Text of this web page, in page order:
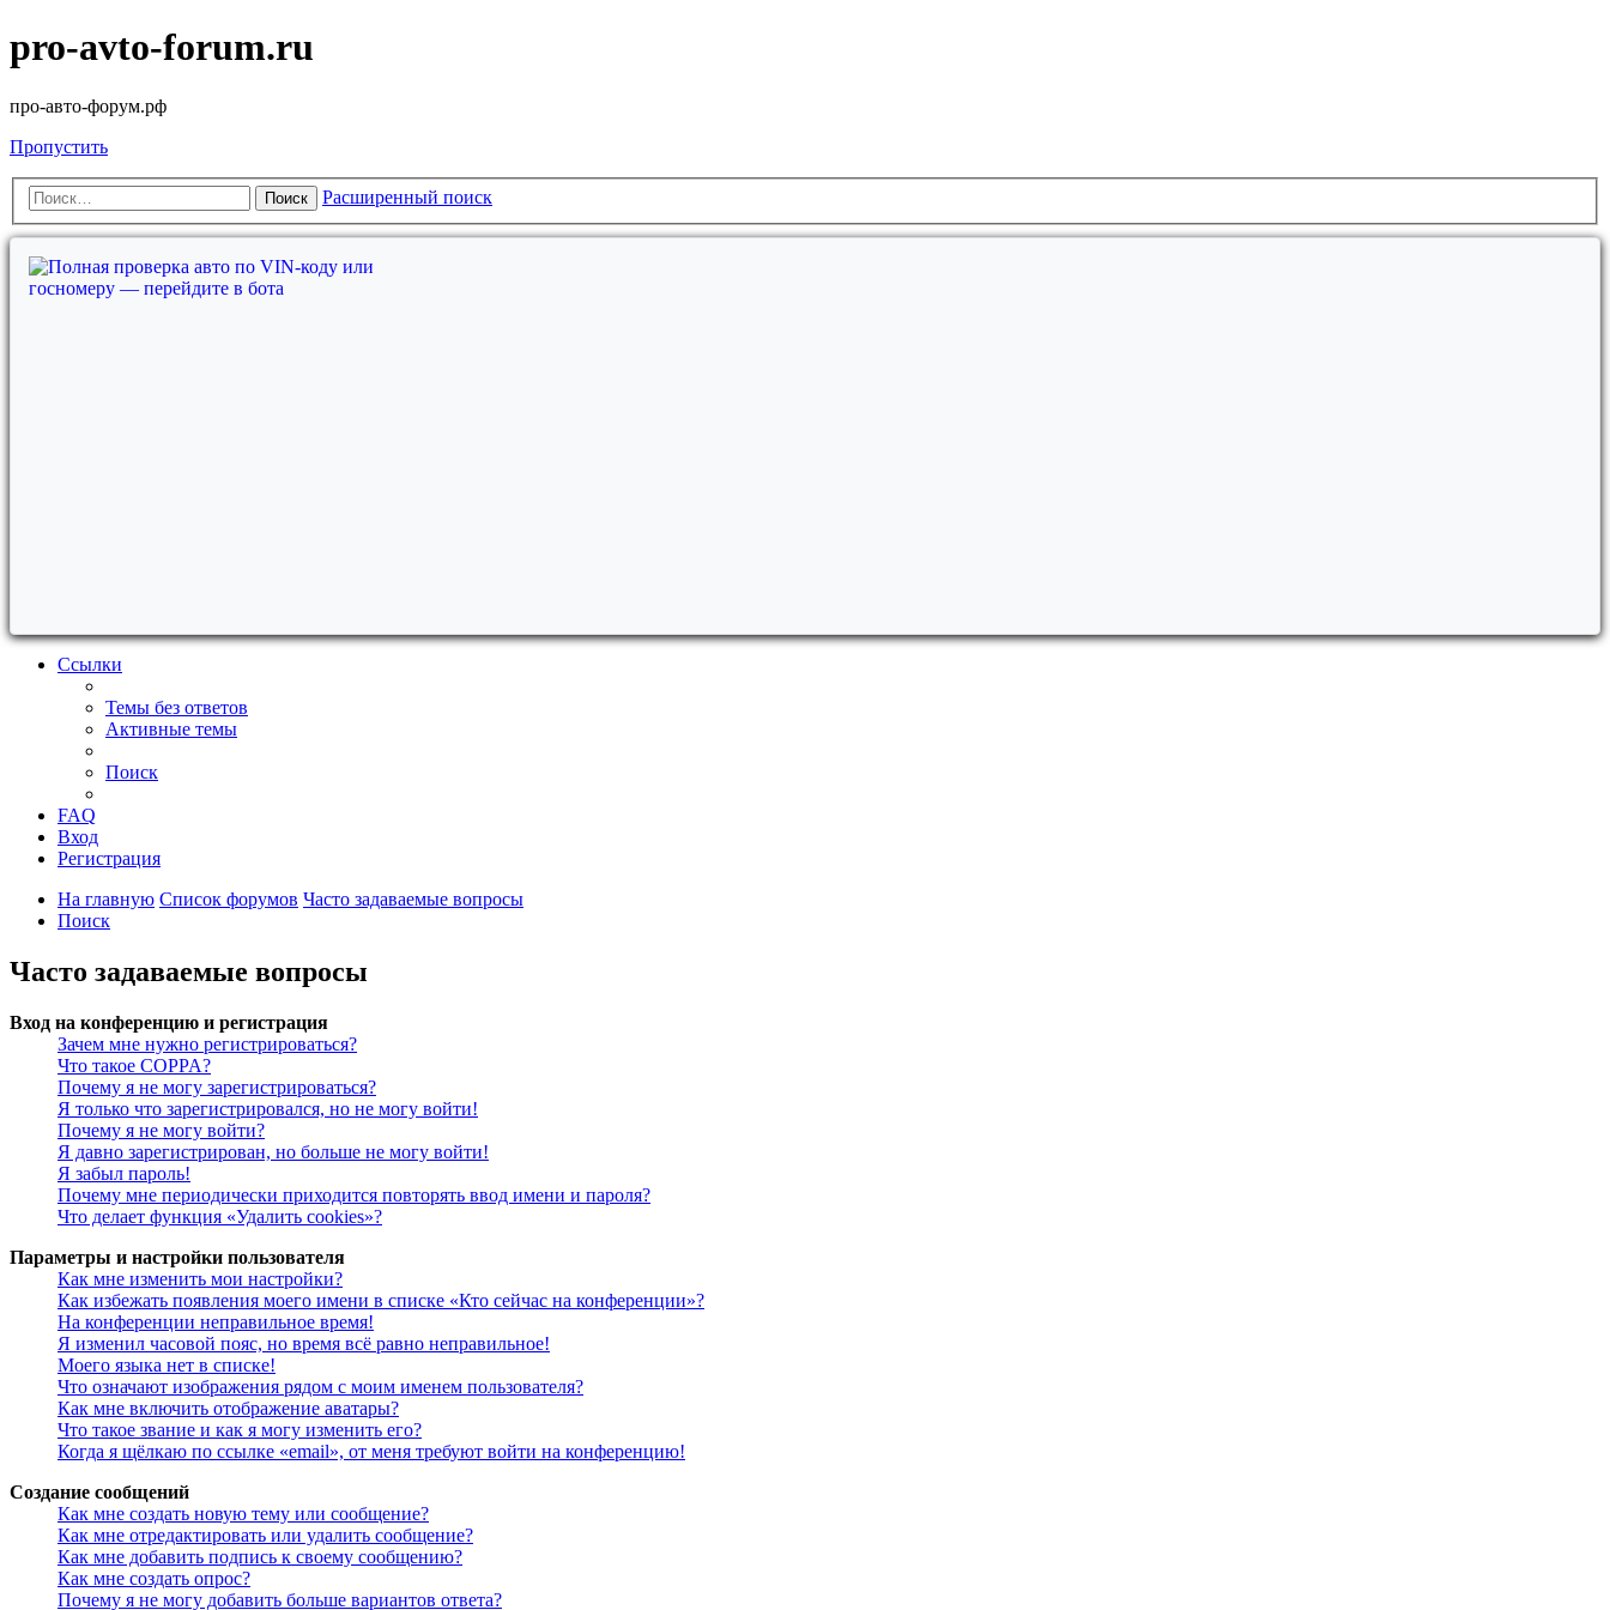
pro-avto-forum.ru
про-авто-форум.рф
Пропустить
Поиск Расширенный поиск
Ссылки
Темы без ответов
Активные темы
Поиск
FAQ
Вход
Регистрация
На главную Список форумов Часто задаваемые вопросы
Поиск
Часто задаваемые вопросы
Вход на конференцию и регистрация
Зачем мне нужно регистрироваться?
Что такое COPPA?
Почему я не могу зарегистрироваться?
Я только что зарегистрировался, но не могу войти!
Почему я не могу войти?
Я давно зарегистрирован, но больше не могу войти!
Я забыл пароль!
Почему мне периодически приходится повторять ввод имени и пароля?
Что делает функция «Удалить cookies»?
Параметры и настройки пользователя
Как мне изменить мои настройки?
Как избежать появления моего имени в списке «Кто сейчас на конференции»?
На конференции неправильное время!
Я изменил часовой пояс, но время всё равно неправильное!
Моего языка нет в списке!
Что означают изображения рядом с моим именем пользователя?
Как мне включить отображение аватары?
Что такое звание и как я могу изменить его?
Когда я щёлкаю по ссылке «email», от меня требуют войти на конференцию!
Создание сообщений
Как мне создать новую тему или сообщение?
Как мне отредактировать или удалить сообщение?
Как мне добавить подпись к своему сообщению?
Как мне создать опрос?
Почему я не могу добавить больше вариантов ответа?